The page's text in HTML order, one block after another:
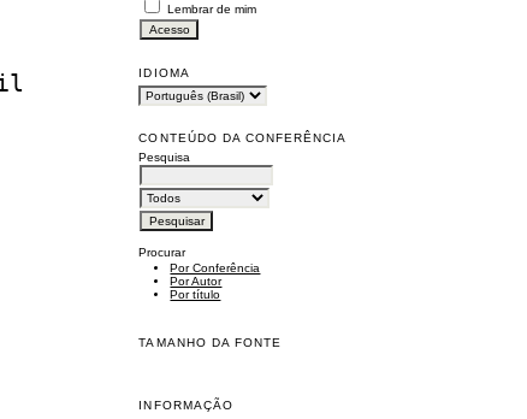
Lembrar de mim
IDIOMA
CONTEÚDO DA CONFERÊNCIA
Pesquisa
Procurar
Por Conferência
Por Autor
Por título
TAMANHO DA FONTE
INFORMAÇÃO